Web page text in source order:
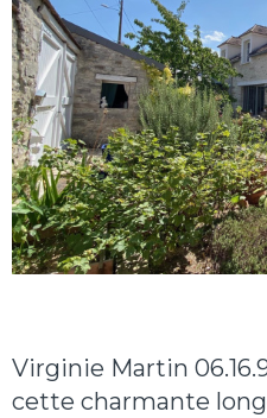
Virginie Martin
cette charmante